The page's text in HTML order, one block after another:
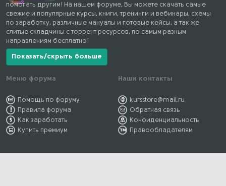
помогать другим! На нашем форуме, Вы можете скачать самые
свежие и популярные курсы, книги, тренинги и вебинары, схемы
по заработку, различные мануалы и готовые кейсы, а так же
слитые складчины с торрент ресурсов, по самым разным
направлениям бесплатно!
Показать/скрыть больше
Меню форума
Помощь по форуму
Правила форума
Как заработать
Купить премиум
Наши контакты
kursstore@mail.ru
Обратная связь
Конфиденциальность
Правообладателям